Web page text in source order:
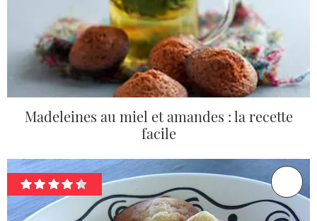
Madeleines au miel et amandes : la recette
facile